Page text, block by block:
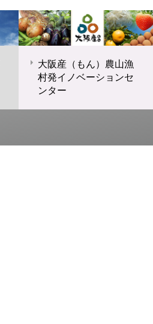
大阪産（もん）農山漁
村発イノベーションセ
ンター